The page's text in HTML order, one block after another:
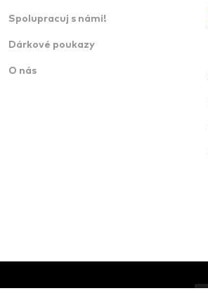
Spolupracuj s námi!
Dárkové poukazy
O nás